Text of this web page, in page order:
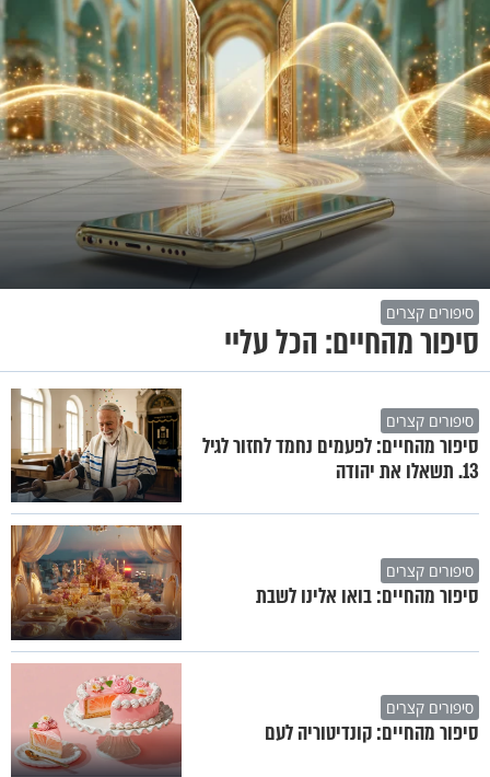
סיפורים קצרים
סיפור מהחיים: הכל עליי
סיפורים קצרים
סיפור מהחיים: לפעמים נחמד לחזור לגיל
13. תשאלו את יהודה
סיפורים קצרים
סיפור מהחיים: בואו אלינו לשבת
סיפורים קצרים
סיפור מהחיים: קונדיטוריה לעם